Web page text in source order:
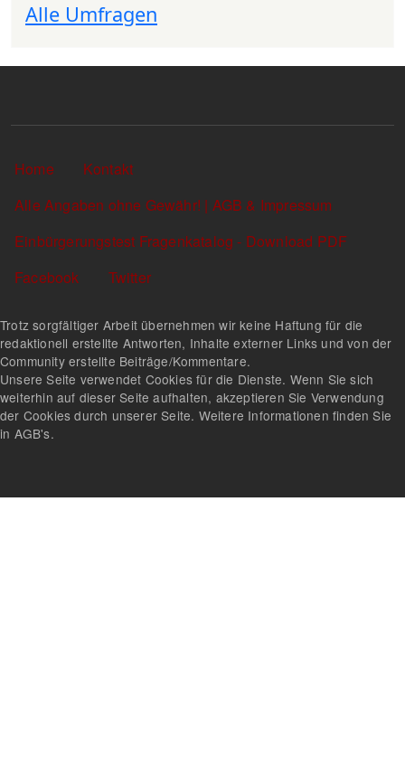
Alle Umfragen
Sekundärlinks
Home
Kontakt
Alle Angaben ohne Gewähr! | AGB & Impressum
Einbürgerungstest Fragenkatalog - Download PDF
Facebook
Twitter
Trotz sorgfältiger Arbeit übernehmen wir keine Haftung für die
redaktionell erstellte Antworten, Inhalte externer Links und von der
Community erstellte Beiträge/Kommentare.
Unsere Seite verwendet Cookies für die Dienste. Wenn Sie sich
weiterhin auf dieser Seite aufhalten, akzeptieren Sie Verwendung
der Cookies durch unserer Seite. Weitere Informationen finden Sie
in AGB's.